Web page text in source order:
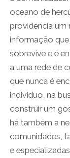
oceano de
providencia um
informação
sobrevive e é
a uma rede de
que nunca é
individuo, na
construir um
há também a
comunidades,
e